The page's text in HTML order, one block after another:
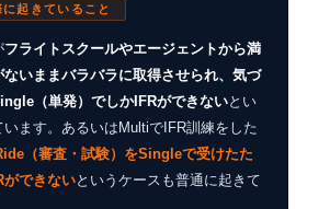
起きていること
フライトスクールやエージェントから満
ないままバラバラに取得させられ、気づ
（単発）でしかIFRができないとい
います。あるいはMultiでIFR訓練をした
（審査・試験）をSingleで受けたた
できないというケースも普通に起きて